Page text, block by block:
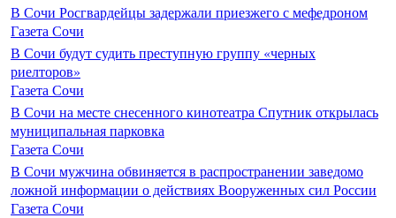
В Сочи Росгвардейцы задержали приезжего с мефедроном
Газета Сочи
В Сочи будут судить преступную группу «черных
риелторов»
Газета Сочи
В Сочи на месте снесенного кинотеатра Спутник открылась
муниципальная парковка
Газета Сочи
В Сочи мужчина обвиняется в распространении заведомо
ложной информации о действиях Вооруженных сил России
Газета Сочи